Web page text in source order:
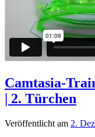
Camtasia-
| 2. Türchen
Veröffentlicht am 2.